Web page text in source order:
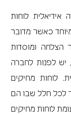
לוחות
כאשר מדובר
הצלחה ומוסדות
יש לפנות לחברה
לוחות מחיקים
לכל חלל שבו הם
לוחות מחיקים